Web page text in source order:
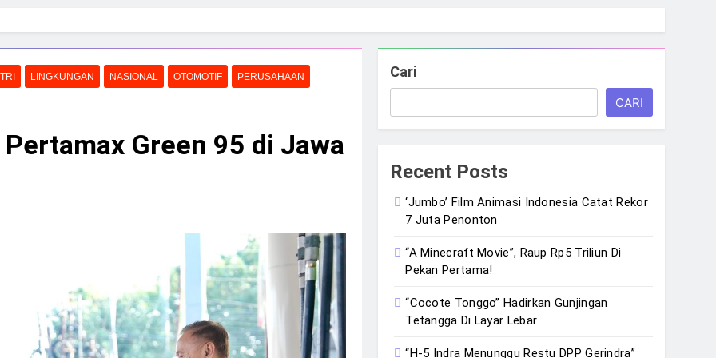
LINGKUNGAN NASIONAL OTOMOTIF PERUSAHAAN
Green 95 di Jawa
Cari
CARI
Recent Posts
‘Jumbo’ Film Animasi Indonesia Catat Rekor
7 Juta Penonton
“A Minecraft Movie”, Raup Rp5 Triliun Di
Pekan Pertama!
“Cocote Tonggo” Hadirkan Gunjingan
Tetangga Di Layar Lebar
“H-5 Indra Menunggu Restu DPP Gerindra”